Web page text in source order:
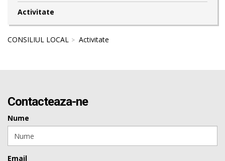
Activitate
CONSILIUL LOCAL Activitate
Contacteaza-ne
Nume
Email